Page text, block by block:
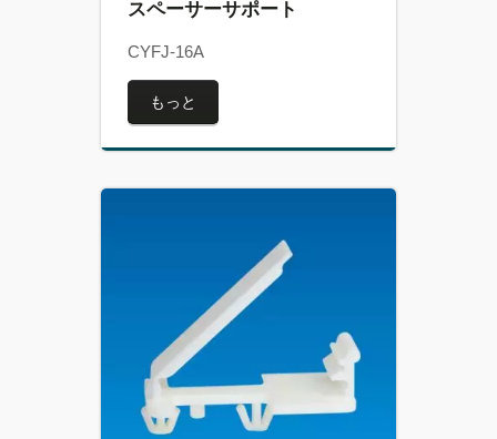
スペーサーサポート
CYFJ-16A
もっと